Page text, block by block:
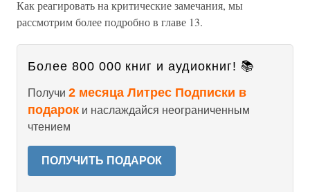
Как реагировать на критические замечания, мы
рассмотрим более подробно в главе 13.
Более 800 000 книг и аудиокниг! 📚
Получи 2 месяца Литрес Подписки в
подарок и наслаждайся неограниченным
чтением
ПОЛУЧИТЬ ПОДАРОК